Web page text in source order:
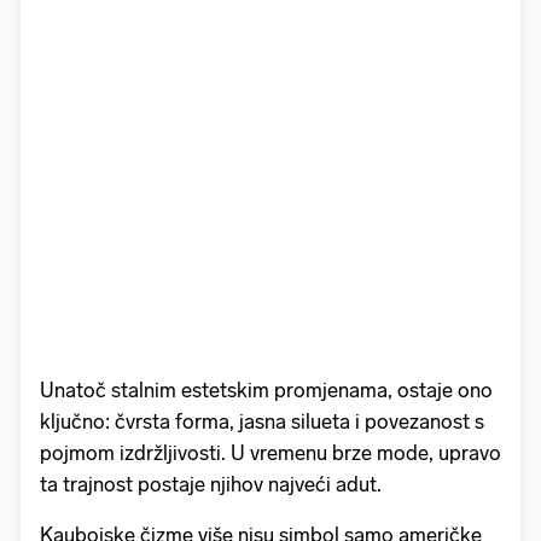
Unatoč stalnim estetskim promjenama, ostaje ono
ključno: čvrsta forma, jasna silueta i povezanost s
pojmom izdržljivosti. U vremenu brze mode, upravo
ta trajnost postaje njihov najveći adut.
Kaubojske čizme više nisu simbol samo američke